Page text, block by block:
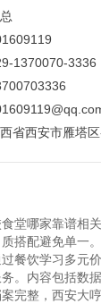
1370070-3336
省西安市雁塔
堂哪家靠谱相
搭配避免单一
餐饮学习多元
。内容包括数
完整，西安大